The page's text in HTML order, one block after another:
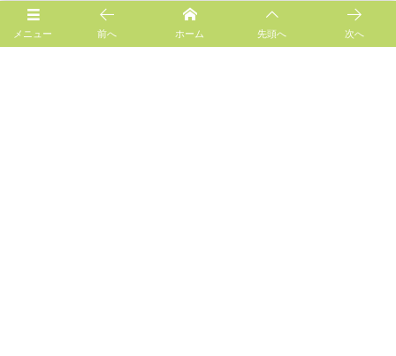
お気に入りの音楽や気の合う講師を探しながら、社交ダン
スの扉をたたいてみませんか？
メニュー 前へ ホーム 先頭へ 次へ